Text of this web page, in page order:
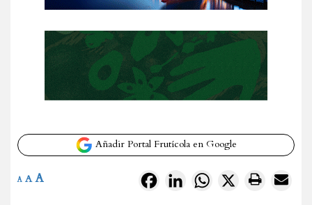
Añadir Portal Frutícola en Google
FacebookLinkedInWhatsApp
X
A A A